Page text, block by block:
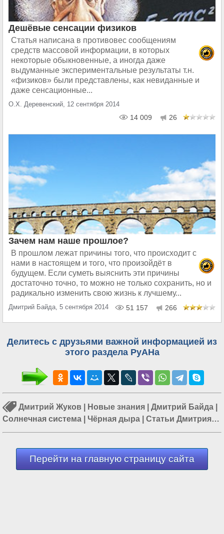
Дешёвые сенсации физиков
Статья написана в противовес сообщениям
средств массовой информации, в которых
некоторые обыкновенные, а иногда даже
выдуманные экспериментальные результаты т.н.
«физиков» были представлены, как невиданные и
даже сенсационные...
О.Х. Деревенский, 12 сентября 2014
14 009 26
Зачем нам наше прошлое?
В прошлом лежат причины того, что происходит с
нами в настоящем и того, что произойдёт в
будущем. Если суметь выяснить эти причины
достаточно точно, то можно не только сохранить, но и
радикально изменить свою жизнь к лучшему...
Дмитрий Байда, 5 сентября 2014 51 157 266
Делитесь с друзьями важной информацией из
этого раздела РуАНа
Дмитрий Жуков Новые знания Дмитрий Байда
Солнечная система
Чёрная дыра
Статьи Дмитрия
Байды|Исаак Ньютон
Перейти на главную страницу сайта